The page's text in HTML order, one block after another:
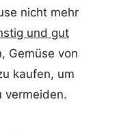
nicht mehr
und gut
Gemüse von
kaufen, um
vermeiden.